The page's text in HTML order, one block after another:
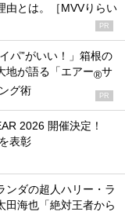
由とは。［MVVりらい
PR
パ”がいい！」箱根の
地が語る「エアー®サ
グ術 PR
2026 開催決定！
表彰
ンダの超人ハリー・ラ
田海也「絶対王者から